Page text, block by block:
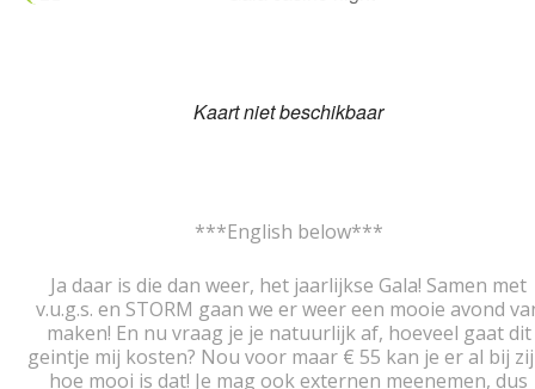
Kaart niet beschikbaar
***English below***
Ja daar is die dan weer, het jaarlijkse Gala! Samen met
v.u.g.s. en STORM gaan we er weer een mooie avond
maken! En nu vraag je je natuurlijk af, hoeveel gaat dit
geintje mij kosten? Nou voor maar € 55 kan je er al bij
hoe mooi is dat! Je mag ook externen meenemen, dus